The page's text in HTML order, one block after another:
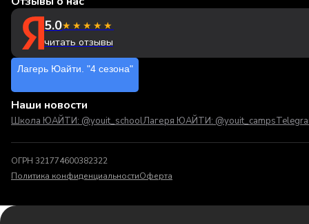
5.0★★★★★
читать отзывы
Лагерь Юайти. "4 сезона"
Наши новости
Школа ЮАЙТИ: @youit_schoolЛагеря ЮАЙТИ: @youit_camps
ОГРН 321774600382322
Политика конфиденциальностиОферта